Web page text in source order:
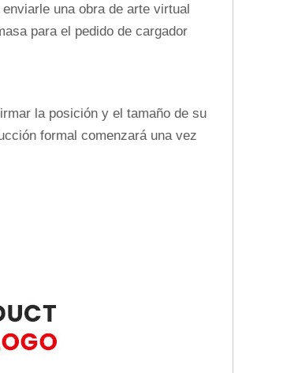
una obra de arte virtual
para el pedido de cargador
la posición y el tamaño de su
formal comenzará una vez